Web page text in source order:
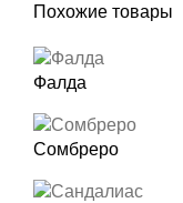
Похожие товары
Фалда
Сомбреро